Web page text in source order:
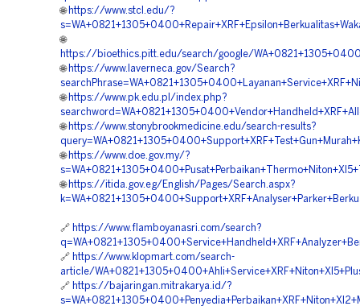
🌐 https://www.stcl.edu/?
🌐
https://bioethics.pitt.edu/search/google/
🌐 https://www.laverneca.gov/Search?
🌐 https://www.pk.edu.pl/index.php?
🌐 https://www.stonybrookmedicine.edu/search-results?
🌐 https://www.doe.gov.my/?
🌐 https://itida.gov.eg/English/Pages/Search.aspx?
🔗 https://www.flamboyanasri.com/search?
🔗 https://www.klopmart.com/search-
article/
🔗 https://bajaringan.mitrakarya.id/?